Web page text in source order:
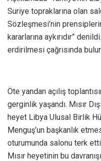
Suriye topraklarına olan
Sözleşmesi’nin
kararlarına aykırıdır”
erdirilmesi çağrısında
Öte yandan açılış
gerginlik yaşandı. Mısır
heyet Libya Ulusal Birlik
Menguş’un başkanlık
oturumunda salonu terk
Mısır heyetinin bu